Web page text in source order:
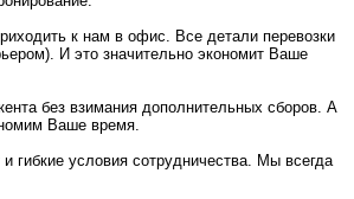
к нам в офис. Все детали перевозки
И это значительно экономит Ваше
без взимания дополнительных сборов. А
Ваше время.
гибкие условия сотрудничества. Мы всегда